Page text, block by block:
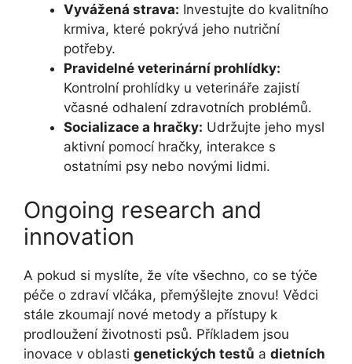
Vyvážená strava: Investujte do kvalitního
krmiva, které pokrývá jeho nutriční
potřeby.
Pravidelné veterinární prohlídky:
Kontrolní prohlídky u veterináře zajistí
včasné odhalení zdravotních problémů.
Socializace a hračky: Udržujte jeho mysl
aktivní pomocí hračky, interakce s
ostatními psy nebo novými lidmi.
Ongoing research and
innovation
A pokud si myslíte, že víte všechno, co se týče
péče o zdraví vlčáka, přemýšlejte znovu! Vědci
stále zkoumají nové metody a přístupy k
prodloužení životnosti psů. Příkladem jsou
inovace v oblasti genetických testů a dietních